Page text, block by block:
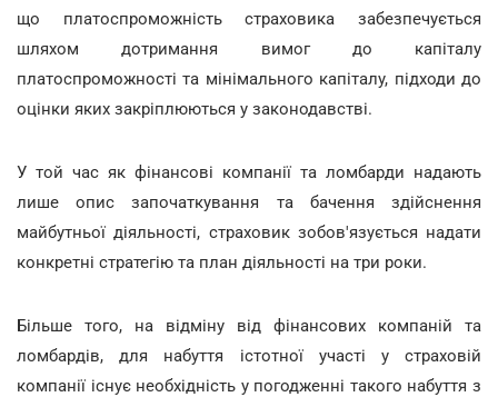
що платоспроможність страховика забезпечується
шляхом дотримання вимог до капіталу
платоспроможності та мінімального капіталу, підходи до
оцінки яких закріплюються у законодавстві.
У той час як фінансові компанії та ломбарди надають
лише опис започаткування та бачення здійснення
майбутньої діяльності, страховик зобов'язується надати
конкретні стратегію та план діяльності на три роки.
Більше того, на відміну від фінансових компаній та
ломбардів, для набуття істотної участі у страховій
компанії існує необхідність у погодженні такого набуття з